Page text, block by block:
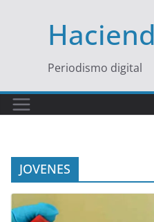
contenido
Periodismo digital
JOVENES